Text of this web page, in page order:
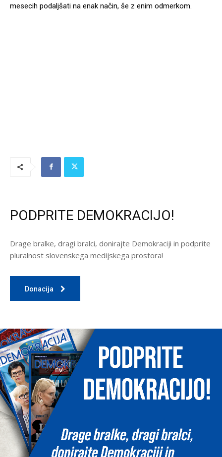
mesecih podaljšati na enak način, še z enim odmerkom.
PODPRITE DEMOKRACIJO!
Drage bralke, dragi bralci, donirajte Demokraciji in podprite
pluralnost slovenskega medijskega prostora!
Donacija